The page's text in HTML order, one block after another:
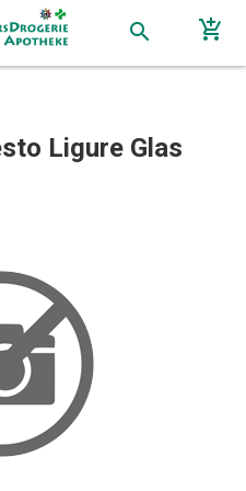
search add_shopping_cart
Ligure Glas